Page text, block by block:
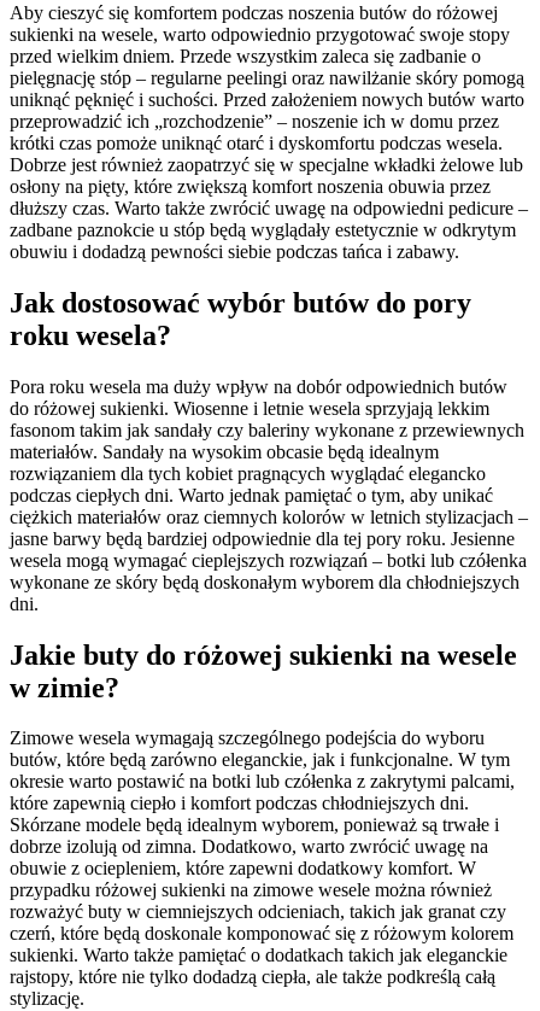
Aby cieszyć się komfortem podczas noszenia butów do różowej
sukienki na wesele, warto odpowiednio przygotować swoje stopy
przed wielkim dniem. Przede wszystkim zaleca się zadbanie o
pielęgnację stóp – regularne peelingi oraz nawilżanie skóry pomogą
uniknąć pęknięć i suchości. Przed założeniem nowych butów warto
przeprowadzić ich „rozchodzenie” – noszenie ich w domu przez
krótki czas pomoże uniknąć otarć i dyskomfortu podczas wesela.
Dobrze jest również zaopatrzyć się w specjalne wkładki żelowe lub
osłony na pięty, które zwiększą komfort noszenia obuwia przez
dłuższy czas. Warto także zwrócić uwagę na odpowiedni pedicure –
zadbane paznokcie u stóp będą wyglądały estetycznie w odkrytym
obuwiu i dodadzą pewności siebie podczas tańca i zabawy.
Jak dostosować wybór butów do pory
roku wesela?
Pora roku wesela ma duży wpływ na dobór odpowiednich butów
do różowej sukienki. Wiosenne i letnie wesela sprzyjają lekkim
fasonom takim jak sandały czy baleriny wykonane z przewiewnych
materiałów. Sandały na wysokim obcasie będą idealnym
rozwiązaniem dla tych kobiet pragnących wyglądać elegancko
podczas ciepłych dni. Warto jednak pamiętać o tym, aby unikać
ciężkich materiałów oraz ciemnych kolorów w letnich stylizacjach –
jasne barwy będą bardziej odpowiednie dla tej pory roku. Jesienne
wesela mogą wymagać cieplejszych rozwiązań – botki lub czółenka
wykonane ze skóry będą doskonałym wyborem dla chłodniejszych
dni.
Jakie buty do różowej sukienki na wesele
w zimie?
Zimowe wesela wymagają szczególnego podejścia do wyboru
butów, które będą zarówno eleganckie, jak i funkcjonalne. W tym
okresie warto postawić na botki lub czółenka z zakrytymi palcami,
które zapewnią ciepło i komfort podczas chłodniejszych dni.
Skórzane modele będą idealnym wyborem, ponieważ są trwałe i
dobrze izolują od zimna. Dodatkowo, warto zwrócić uwagę na
obuwie z ociepleniem, które zapewni dodatkowy komfort. W
przypadku różowej sukienki na zimowe wesele można również
rozważyć buty w ciemniejszych odcieniach, takich jak granat czy
czerń, które będą doskonale komponować się z różowym kolorem
sukienki. Warto także pamiętać o dodatkach takich jak eleganckie
rajstopy, które nie tylko dodadzą ciepła, ale także podkreślą całą
stylizację.